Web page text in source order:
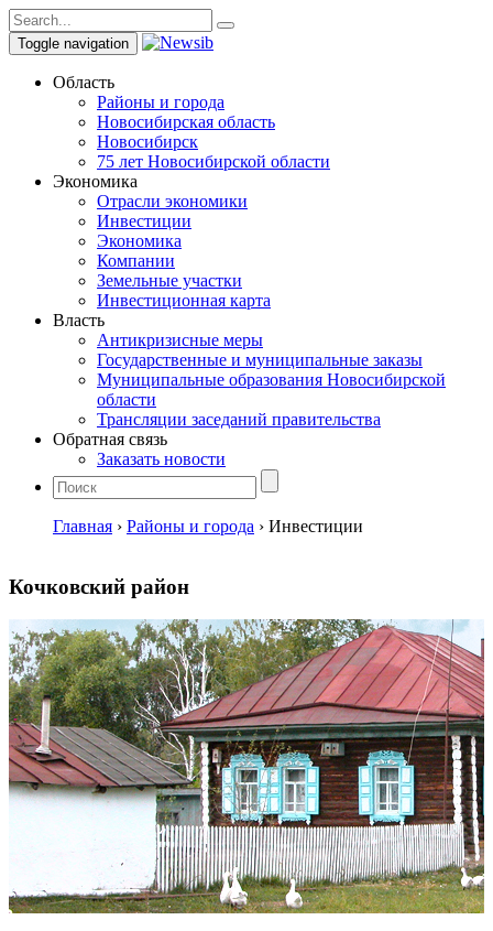
Toggle navigation
Область
Районы и города
Новосибирская область
Новосибирск
75 лет Новосибирской области
Экономика
Отрасли экономики
Инвестиции
Экономика
Компании
Земельные участки
Инвестиционная карта
Власть
Антикризисные меры
Государственные и муниципальные заказы
Муниципальные образования Новосибирской
области
Трансляции заседаний правительства
Обратная связь
Заказать новости
Главная › Районы и города › Инвестиции
Кочковский район